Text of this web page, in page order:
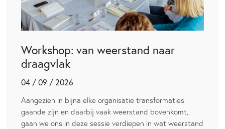
Workshop: van weerstand naar
draagvlak
04 / 09 / 2026
Aangezien in bijna elke organisatie transformaties
gaande zijn en daarbij vaak weerstand bovenkomt,
gaan we ons in deze sessie verdiepen in wat weerstand